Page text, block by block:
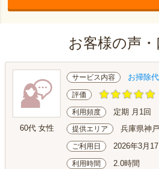
お客様の声・
60代 女性
サービス内容 お掃除
評価
利用頻度 定期 月1回
提供エリア 兵庫県神
ご利用日 2026年3月
利用時間 2.0時間